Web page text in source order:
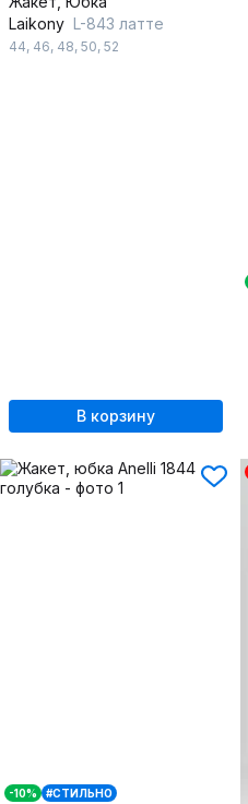
Laikony L-843 латте
44, 46, 48, 50, 52
В корзину
-10% #СТИЛЬНО